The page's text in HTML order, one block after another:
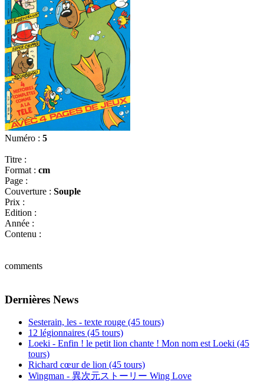
Numéro : 5
Titre :
Format : cm
Page :
Couverture : Souple
Prix :
Edition :
Année :
Contenu :
comments
Dernières News
Sesterain, les - texte rouge (45 tours)
12 légionnaires (45 tours)
Loeki - Enfin ! le petit lion chante ! Mon nom est Loeki (45
tours)
Richard cœur de lion (45 tours)
Wingman - 異次元ストーリー Wing Love